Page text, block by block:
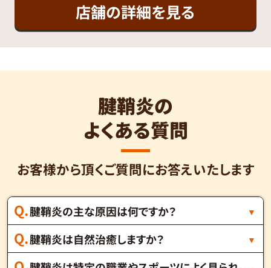
店舗の詳細を見る
腱鞘炎の
よくある質問
お客様から頂くご質問にお答えいたします
腱鞘炎の主な原因は何ですか？
腱鞘炎は自然治癒しますか？